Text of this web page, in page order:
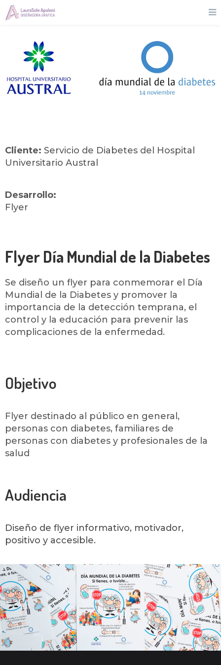
Cliente: Servicio de Diabetes del Hospital
Universitario Austral
Desarrollo:
Flyer
Flyer Día Mundial de la Diabetes
Se diseño un flyer para conmemorar el Día
Mundial de la Diabetes y promover la
importancia de la detección temprana, el
control y la educación para prevenir las
complicaciones de la enfermedad.
Objetivo
Flyer destinado al público en general,
personas con diabetes, familiares de
personas con diabetes y profesionales de la
salud
Audiencia
Diseño de flyer informativo, motivador,
positivo y accesible.